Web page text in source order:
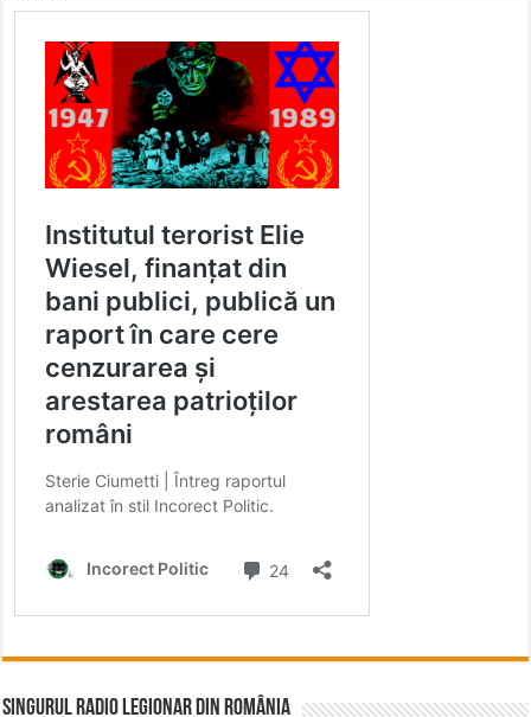
Singurul Radio Legionar din România